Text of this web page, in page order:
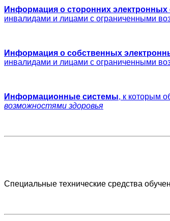
Информация о сторонних электронных
инвалидами и лицами с ограниченными
Информация о собственных
инвалидами и лицами с ограниченными
Информационные системы, к которым
возможностями здоровья
Специальные технические средства